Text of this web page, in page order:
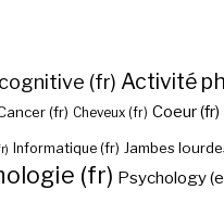
(fr) Activité
(fr) Cheveux (fr) Coeur (fr)
Informatique (fr) Jambes
(fr) Psychology